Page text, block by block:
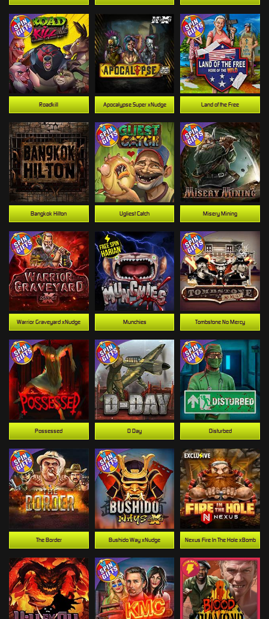
Nexus Fire In The Hole xBomb
Munchies
Apocalypse Super xNudge
Bangkok Hilton
Tombstone No Mercy
Roadkill Land of the Free
Warrior Graveyard xNudge
Possessed Disturbed
Misery Mining
Bushido Way xNudge
D Day
The Border
Ugliest Catch